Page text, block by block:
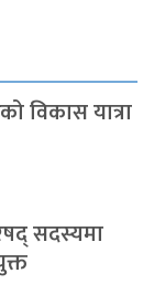
विकास यात्रा
सदस्यमा